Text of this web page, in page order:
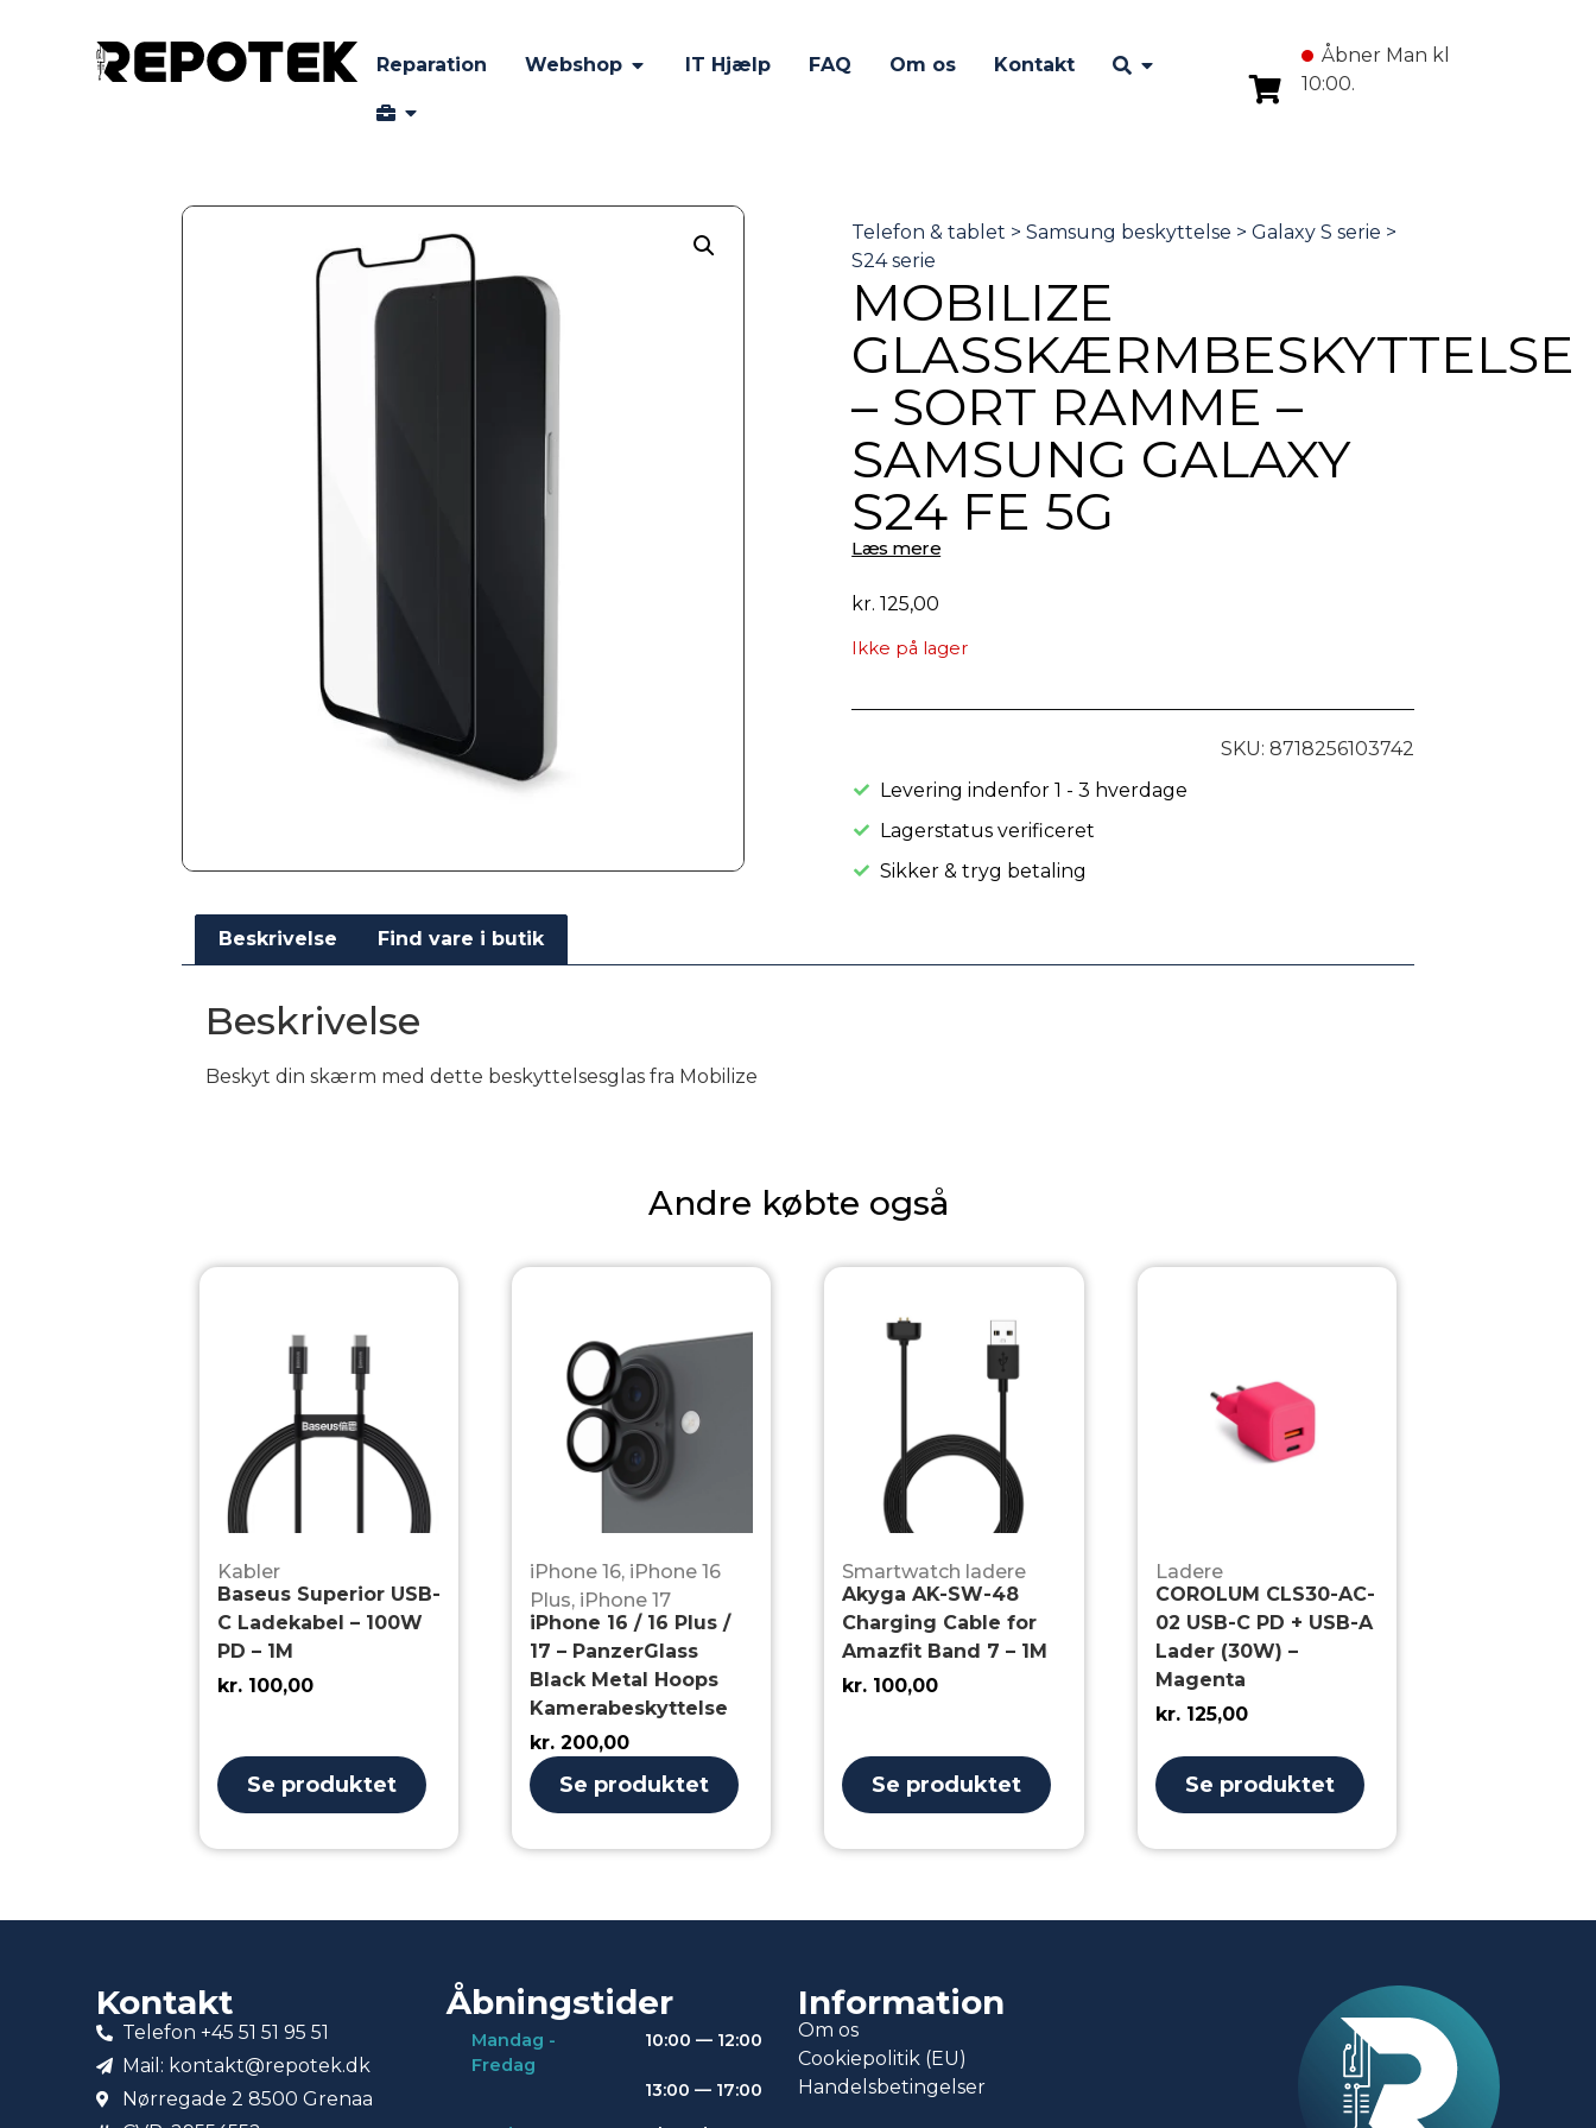
Reparation Webshop IT Hjælp FAQ Om os Kontakt
Åbner Man kl
10:00.
MOBILIZE
GLASSKÆRMBESKYTTELSE
– SORT RAMME –
SAMSUNG GALAXY
S24 FE 5G
Læs mere
kr. 125,00
Ikke på lager
SKU: 8718256103742
Levering indenfor 1 - 3 hverdage
Lagerstatus verificeret
Sikker & tryg betaling
Beskrivelse Find vare i butik
Beskrivelse
Beskyt din skærm med dette beskyttelsesglas fra Mobilize
Andre købte også
Kabler
Baseus Superior USB-
C Ladekabel – 100W
PD – 1M
kr.100,00
Se produktet
iPhone 16, iPhone 16
Plus, iPhone 17
iPhone 16 / 16 Plus /
17 – PanzerGlass
Black Metal Hoops
Kamerabeskyttelse
kr. 200,00
Se produktet
Smartwatch ladere
Akyga AK-SW-48
Charging Cable for
Amazfit Band 7 – 1M
kr. 100,00
Se produktet
Ladere
COROLUM CLS30-AC-
02 USB-C PD + USB-A
Lader (30W) –
Magenta
kr.125,00
Se produktet
Kontakt
Telefon +45 51 51 95 51
Mail: kontakt@repotek.dk
Nørregade 2 8500 Grenaa
Åbningstider
Mandag -
Fredag
10:00 — 12:00
13:00 — 17:00
Information
Om os
Cookiepolitik (EU)
Handelsbetingelser